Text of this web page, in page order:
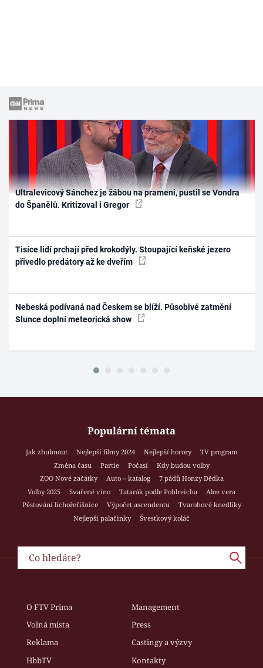
Ultralevicový Sánchez je žábou na prameni, pustil se Vondra
do Španělů. Kritizoval i Gregor
Tisíce lidí prchají před krokodýly. Stoupající keňské jezero
přivedlo predátory až ke dveřím
Nebeská podívaná nad Českem se blíží. Působivé zatmění
Slunce doplní meteorická show
Populární témata
Jak zhubnout Nejlepší filmy 2024 Nejlepší horory
TV program
Změna času
Partie Počasí
Kdy budou volby
ZOO Nové začátky
Auto – katalog
7 pádů Honzy Dědka
Volby 2025
Svařené víno Tatarák podle Pohlreicha
Aloe vera
Pěstování lichořeřišnice
Výpočet ascendentu
Tvarohové knedlíky
Nejlepší palačinky
Švestkový koláč
O FTV Prima
Management
Volná místa
Press
Reklama
Castingy a výzvy
HbbTV
Kontakty